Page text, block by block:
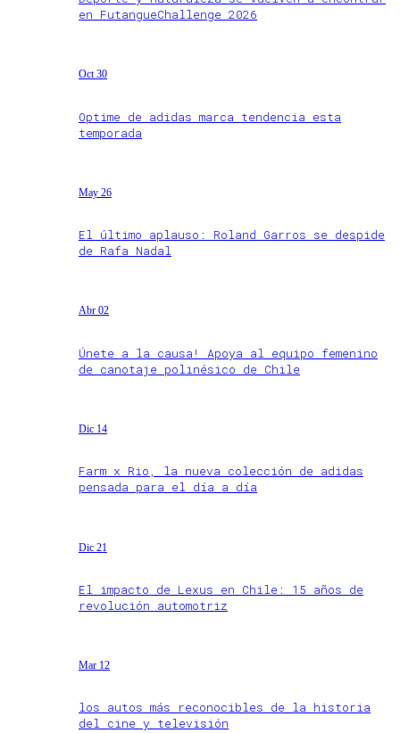
en FutangueChallenge 2026
Oct 30
Optime de adidas marca tendencia esta
temporada
May 26
El último aplauso: Roland Garros se despide
de Rafa Nadal
Abr 02
Únete a la causa! Apoya al equipo femenino
de canotaje polinésico de Chile
Dic 14
Farm x Rio, la nueva colección de adidas
pensada para el día a día
Dic 21
El impacto de Lexus en Chile: 15 años de
revolución automotriz
Mar 12
los autos más reconocibles de la historia
del cine y televisión